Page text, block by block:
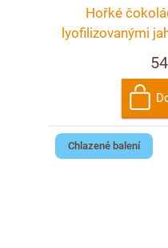
d
tu
Hořké
lyofilizovanými
Chlazené balení